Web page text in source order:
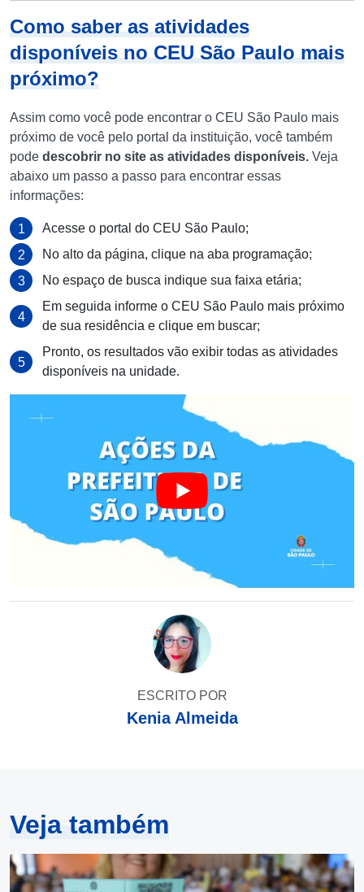
Como saber as atividades
disponíveis no CEU São Paulo mais
próximo?
Assim como você pode encontrar o CEU São Paulo mais
próximo de você pelo portal da instituição, você também
pode descobrir no site as atividades disponíveis. Veja
abaixo um passo a passo para encontrar essas
informações:
Acesse o portal do CEU São Paulo;
No alto da página, clique na aba programação;
No espaço de busca indique sua faixa etária;
Em seguida informe o CEU São Paulo mais próximo
de sua residência e clique em buscar;
Pronto, os resultados vão exibir todas as atividades
disponíveis na unidade.
ESCRITO POR
Kenia Almeida
Veja também